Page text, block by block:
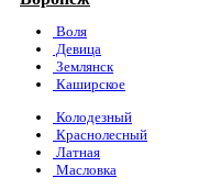
Воля
Девица
Землянск
Каширское
Колодезный
Краснолесный
Латная
Масловка